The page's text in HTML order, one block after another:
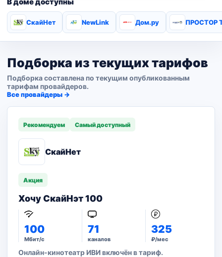
СкайНет NewLink Дом.ру ПРОСТОР
Подборка из текущих тарифов
Подборка составлена по текущим опубликованным
тарифам провайдеров.
Все провайдеры →
Рекомендуем Самый доступный
СкайНет
Акция
Хочу СкайНэт 100
100
Мбит/с
71
каналов
325
₽/мес
Онлайн-кинотеатр ИВИ включён в тариф.